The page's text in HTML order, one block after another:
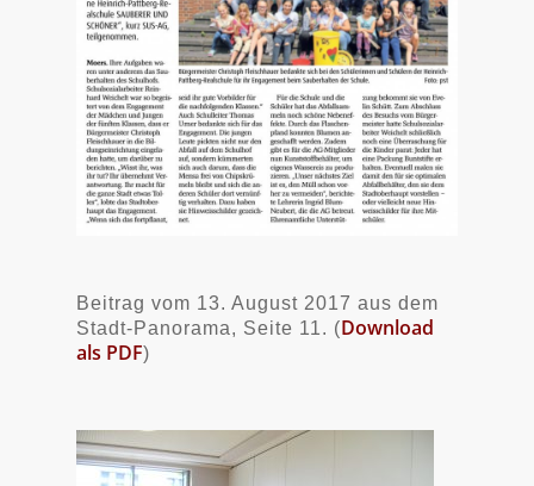
Beitrag vom 13. August 2017 aus dem
Stadt-Panorama, Seite 11. (Download
als PDF)